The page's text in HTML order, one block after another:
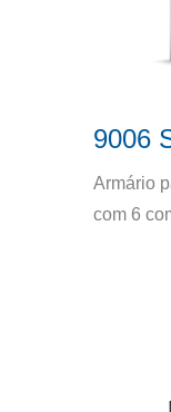
9006
Armário
com 6